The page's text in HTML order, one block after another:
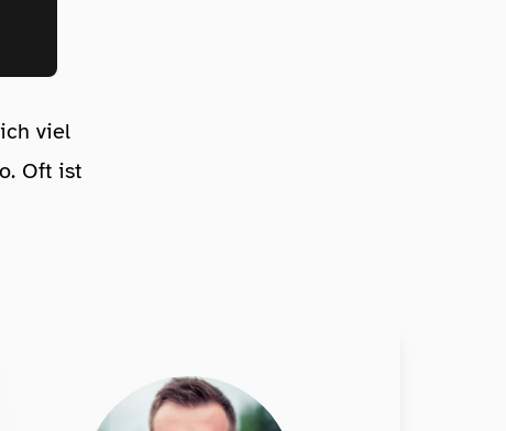
viel
Oft ist